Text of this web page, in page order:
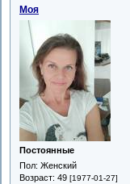
Моя
Постоянные
Пол: Женский
Возраст: 49 [1977-01-27]